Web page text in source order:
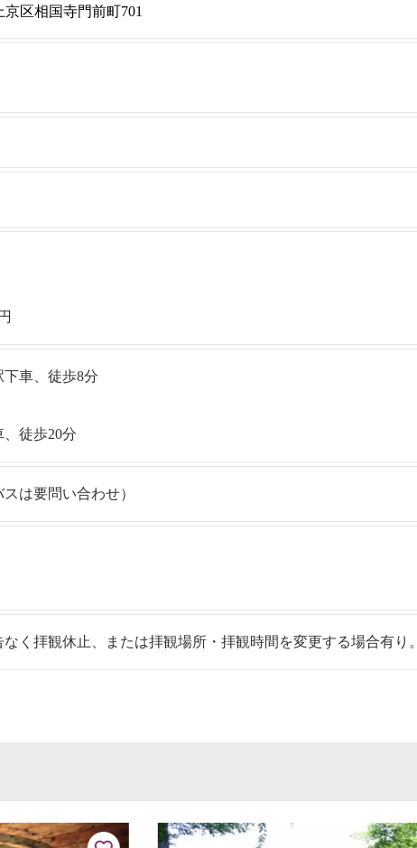
京区相国寺門前町701
車、徒歩8分
徒歩20分
は要問い合わせ）
く拝観休止、または拝観場所・拝観時間を変更する場合有り。